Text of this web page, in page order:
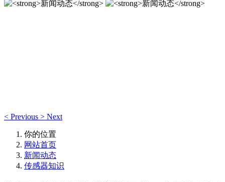
< Previous > Next
你的位置
网站首页
新闻动态
传感器知识